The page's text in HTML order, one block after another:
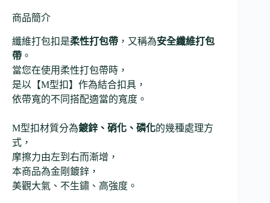
商品簡介
纖維打包扣是柔性打包帶 ，又稱為安全纖維打包
帶 。
當您在使用柔性打包帶時，
是以【M型扣】作為結合扣具，
依帶寬的不同搭配適當的寬度。
M型扣材質分為鍍鋅、硝化、磷化的幾種處理方
式，
摩擦力由左到右而漸增，
本商品為金剛鍍鋅，
美觀大氣、不生鏽、高強度。